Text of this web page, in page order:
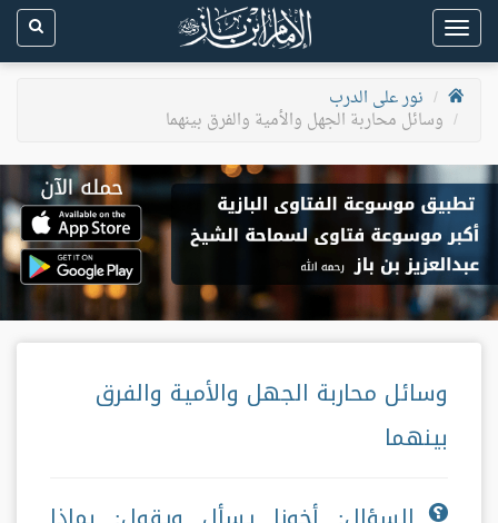
Toggle
navigation
نور على الدرب
وسائل محاربة الجهل والأمية والفرق بينهما
وسائل محاربة الجهل والأمية والفرق
بينهما